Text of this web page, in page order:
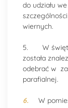
do udziału
wiernych.
5. W święto
została
odebrać w
parafialnej.
6. W